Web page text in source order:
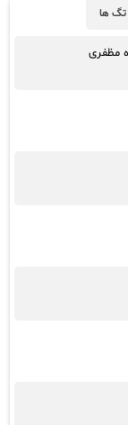
تگ ها
مظفری